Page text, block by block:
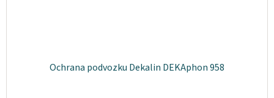
Ochrana podvozku Dekalin DEKAphon 958